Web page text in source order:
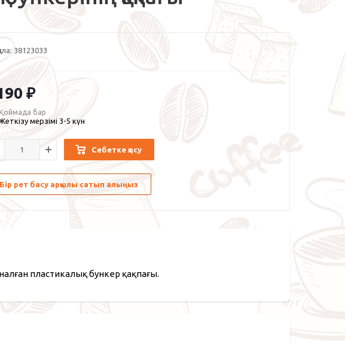
38123033
₽
Қоймада бар
мерзімі 3-5 күн
Себетке қосу
Бір рет басу арқылы сатып алыңыз
пластикалық бункер қақпағы.